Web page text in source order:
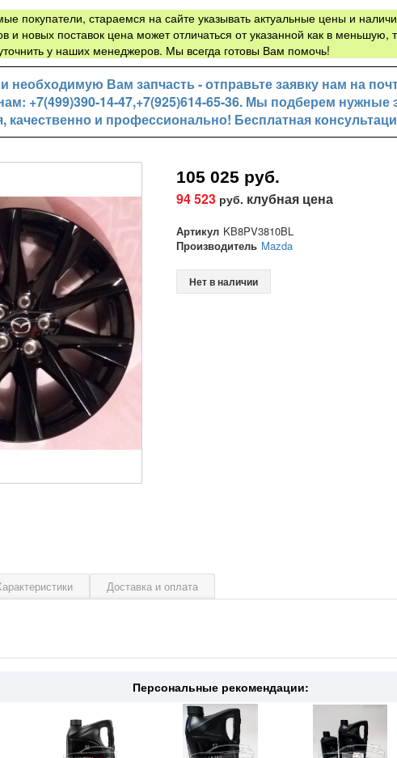
покупатели, стараемся на сайте указывать актуальные цены и
и новых поставок цена может отличаться от указанной как в меньшую,
у наших менеджеров. Мы всегда готовы Вам помочь!
необходимую Вам запчасть - отправьте заявку нам на
+7(499)390-14-47,+7(925)614-65-36. Мы подберем нужные
качественно и профессионально! Бесплатная
105 025 руб.
94 523 руб. клубная цена
Артикул KB8PV3810BL
Производитель Mazda
Нет в наличии
Доставка и оплата
Персональные рекомендации: